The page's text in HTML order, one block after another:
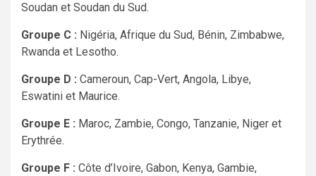
Soudan et Soudan du Sud.
Groupe C : Nigéria, Afrique du Sud, Bénin, Zimbabwe,
Rwanda et Lesotho.
Groupe D : Cameroun, Cap-Vert, Angola, Libye,
Eswatini et Maurice.
Groupe E : Maroc, Zambie, Congo, Tanzanie, Niger et
Erythrée.
Groupe F : Côte d’Ivoire, Gabon, Kenya, Gambie,